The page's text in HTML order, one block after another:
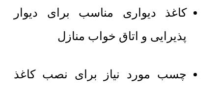
کاغذ دیواری مناسب برای دیوار
پذیرایی و اتاق خواب منازل
چسب مورد نیاز برای نصب کاغذ